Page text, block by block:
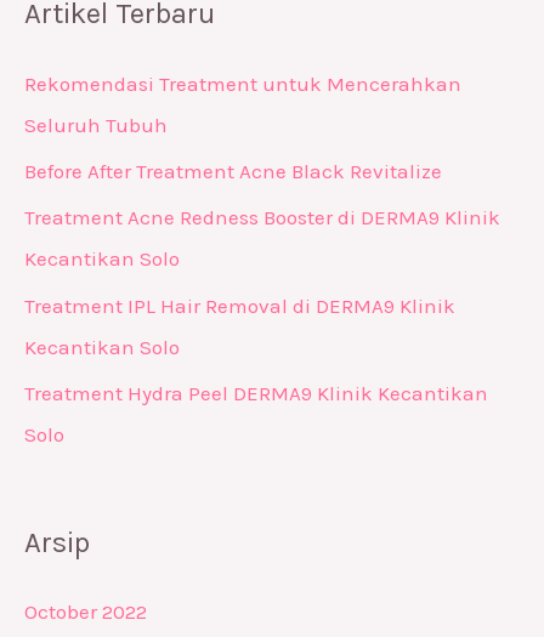
Artikel Terbaru
Rekomendasi Treatment untuk Mencerahkan
Seluruh Tubuh
Before After Treatment Acne Black Revitalize
Treatment Acne Redness Booster di DERMA9 Klinik
Kecantikan Solo
Treatment IPL Hair Removal di DERMA9 Klinik
Kecantikan Solo
Treatment Hydra Peel DERMA9 Klinik Kecantikan
Solo
Arsip
October 2022